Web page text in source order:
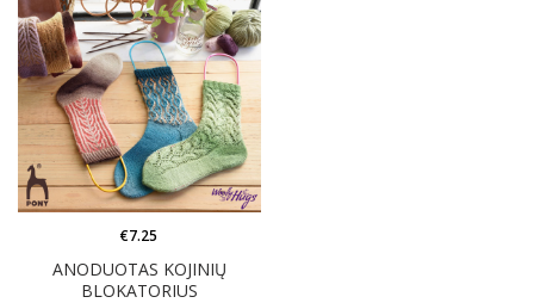
ANODUOTAS KOJINIŲ
BLOKATORIUS
€7.25